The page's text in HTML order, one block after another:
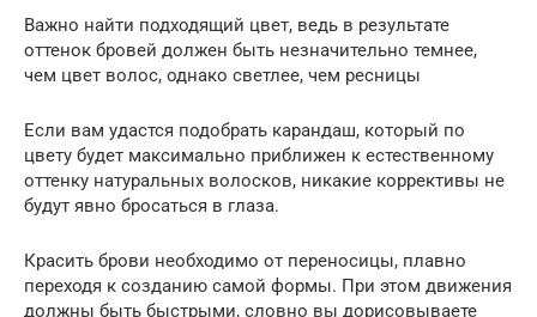
Важно найти подходящий цвет, ведь в результате
оттенок бровей должен быть незначительно темнее,
чем цвет волос, однако светлее, чем ресницы
Если вам удастся подобрать карандаш, который по
цвету будет максимально приближен к естественному
оттенку натуральных волосков, никакие коррективы не
будут явно бросаться в глаза.
Красить брови необходимо от переносицы, плавно
переходя к созданию самой формы. При этом движения
должны быть быстрыми, словно вы дорисовываете